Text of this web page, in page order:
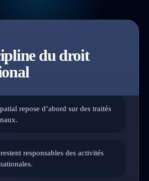
du droit
repose d’abord sur des traités
responsables des activités